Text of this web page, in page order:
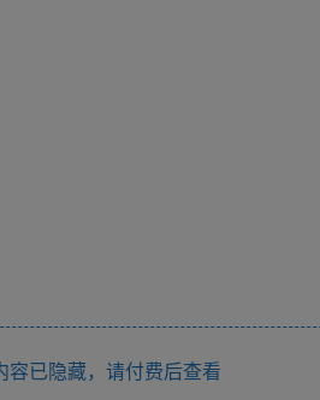
已隐藏，请付费后查看